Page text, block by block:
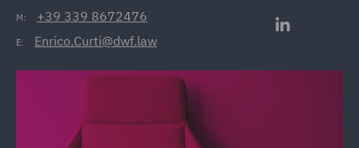
M: +39 339 8672476
E: Enrico.Curti@dwf.law